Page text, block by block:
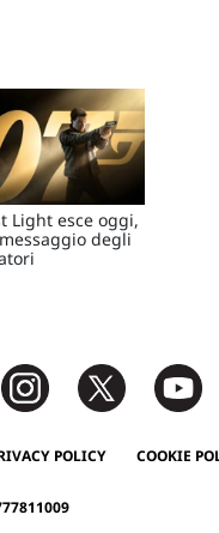
Light esce oggi,
degli
POLICY COOKIE